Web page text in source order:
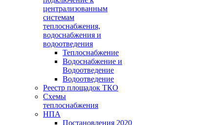
централизованным
системам
теплоснабжения,
водоснабжения и
водоотведения
Теплоснабжение
Водоснабжение и
Водоотведение
Водоотведение
Реестр площадок ТКО
Схемы
теплоснабжения
НПА
Постановления 2020